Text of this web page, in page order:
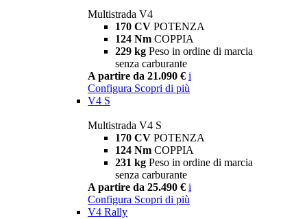
Multistrada V4
170 CV POTENZA
124 Nm COPPIA
229 kg Peso in ordine di marcia
senza carburante
A partire da 21.090 € i
Configura Scopri di più
V4 S
Multistrada V4 S
170 CV POTENZA
124 Nm COPPIA
231 kg Peso in ordine di marcia
senza carburante
A partire da 25.490 € i
Configura Scopri di più
V4 Rally